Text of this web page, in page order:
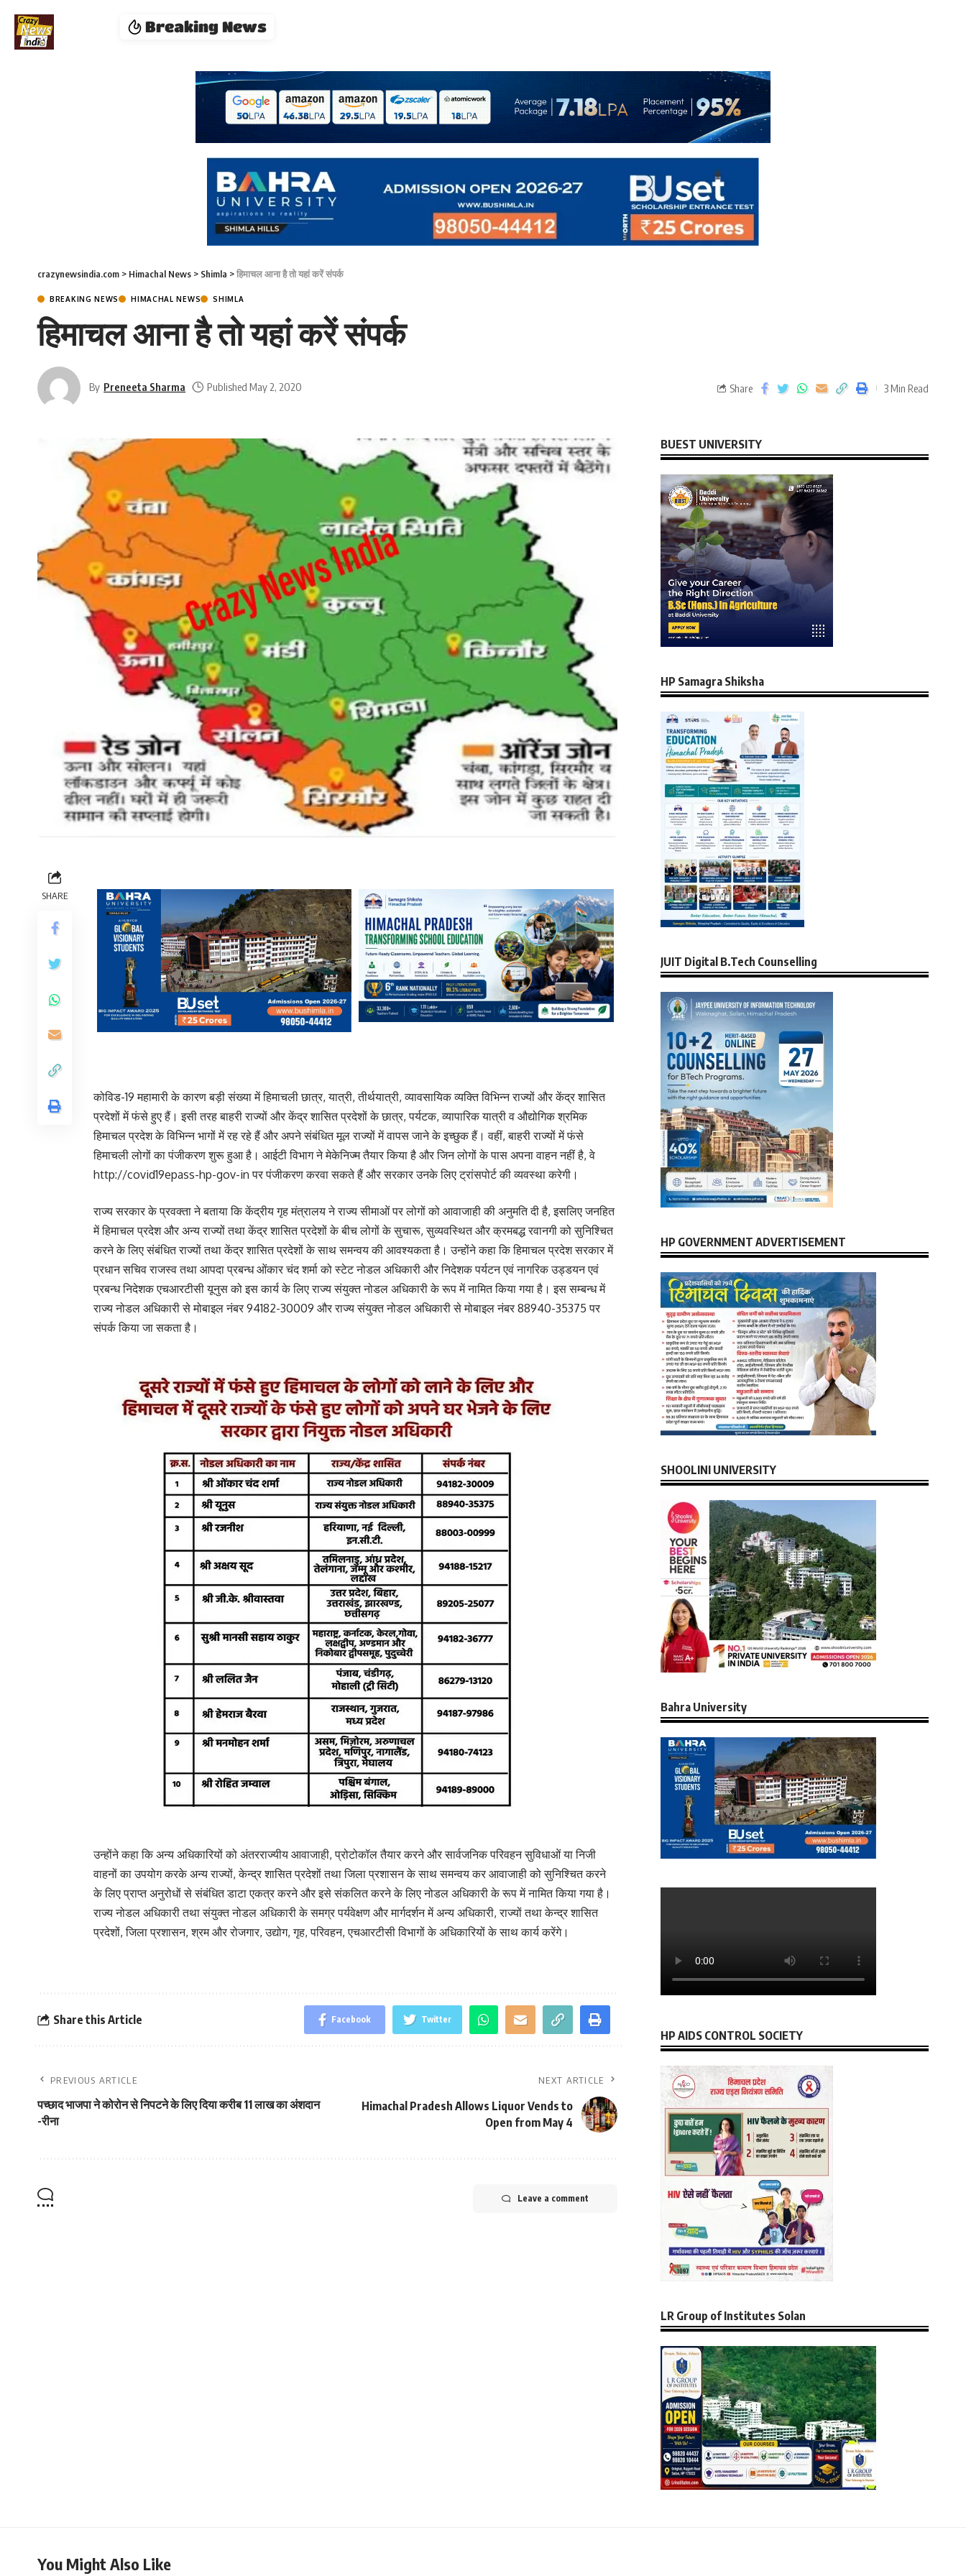
Breaking News
crazynewsindia.com > Himachal News > Shimla >हिमाचल आना है तो यहां करें संपर्क
BREAKING NEWS HIMACHAL NEWS SHIMLA
हिमाचल आना है तो यहां करें संपर्क
By Preneeta Sharma Published May 2, 2020 Share 3 Min Read
SHARE
कोविड-19 महामारी के कारण बड़ी संख्या में हिमाचली छात्र, यात्री, तीर्थयात्री, व्यावसायिक व्यक्ति विभिन्न राज्यों और केंद्र शासित
प्रदेशों में फंसे हुए हैं। इसी तरह बाहरी राज्यों और केंद्र शासित प्रदेशों के छात्र, पर्यटक, व्यापारिक यात्री व औद्योगिक श्रमिक
हिमाचल प्रदेश के विभिन्न भागों में रह रहे हैं और अपने संबंधित मूल राज्यों में वापस जाने के इच्छुक हैं। वहीं, बाहरी राज्यों में फंसे
हिमाचली लोगों का पंजीकरण शुरू हुआ है। आईटी विभाग ने मेकेनिज्म तैयार किया है और जिन लोगों के पास अपना वाहन नहीं है, वे
http://covid19epass-hp-gov-in पर पंजीकरण करवा सकते हैं और सरकार उनके लिए ट्रांसपोर्ट की व्यवस्था करेगी।
राज्य सरकार के प्रवक्ता ने बताया कि केंद्रीय गृह मंत्रालय ने राज्य सीमाओं पर लोगों को आवाजाही की अनुमति दी है, इसलिए जनहित
में हिमाचल प्रदेश और अन्य राज्यों तथा केंद्र शासित प्रदेशों के बीच लोगों के सुचारू, सुव्यवस्थित और क्रमबद्ध रवानगी को सुनिश्चित
करने के लिए संबंधित राज्यों तथा केंद्र शासित प्रदेशों के साथ समन्वय की आवश्यकता है। उन्होंने कहा कि हिमाचल प्रदेश सरकार में
प्रधान सचिव राजस्व तथा आपदा प्रबन्ध ओंकार चंद शर्मा को स्टेट नोडल अधिकारी और निदेशक पर्यटन एवं नागरिक उड्डयन एवं
प्रबन्ध निदेशक एचआरटीसी यूनुस को इस कार्य के लिए राज्य संयुक्त नोडल अधिकारी के रूप में नामित किया गया है। इस सम्बन्ध में
राज्य नोडल अधिकारी से मोबाइल नंबर 94182-30009 और राज्य संयुक्त नोडल अधिकारी से मोबाइल नंबर 88940-35375 पर
संपर्क किया जा सकता है।
उन्होंने कहा कि अन्य अधिकारियों को अंतरराज्यीय आवाजाही, प्रोटोकॉल तैयार करने और सार्वजनिक परिवहन सुविधाओं या निजी
वाहनों का उपयोग करके अन्य राज्यों, केन्द्र शासित प्रदेशों तथा जिला प्रशासन के साथ समन्वय कर आवाजाही को सुनिश्चित करने
के लिए प्राप्त अनुरोधों से संबंधित डाटा एकत्र करने और इसे संकलित करने के लिए नोडल अधिकारी के रूप में नामित किया गया है।
राज्य नोडल अधिकारी तथा संयुक्त नोडल अधिकारी के समग्र पर्यवेक्षण और मार्गदर्शन में अन्य अधिकारी, राज्यों तथा केन्द्र शासित
प्रदेशों, जिला प्रशासन, श्रम और रोजगार, उद्योग, गृह, परिवहन, एचआरटीसी विभागों के अधिकारियों के साथ कार्य करेंगे।
Share this Article Facebook Twitter
PREVIOUS ARTICLE
पच्छाद भाजपा ने कोरोन से निपटने के लिए दिया करीब 11 लाख का अंशदान
-रीना
NEXT ARTICLE
Himachal Pradesh Allows Liquor Vends to
Open from May 4
Leave a comment
BUEST UNIVERSITY
HP Samagra Shiksha
JUIT Digital B.Tech Counselling
HP GOVERNMENT ADVERTISEMENT
SHOOLINI UNIVERSITY
Bahra University
HP AIDS CONTROL SOCIETY
LR Group of Institutes Solan
You Might Also Like